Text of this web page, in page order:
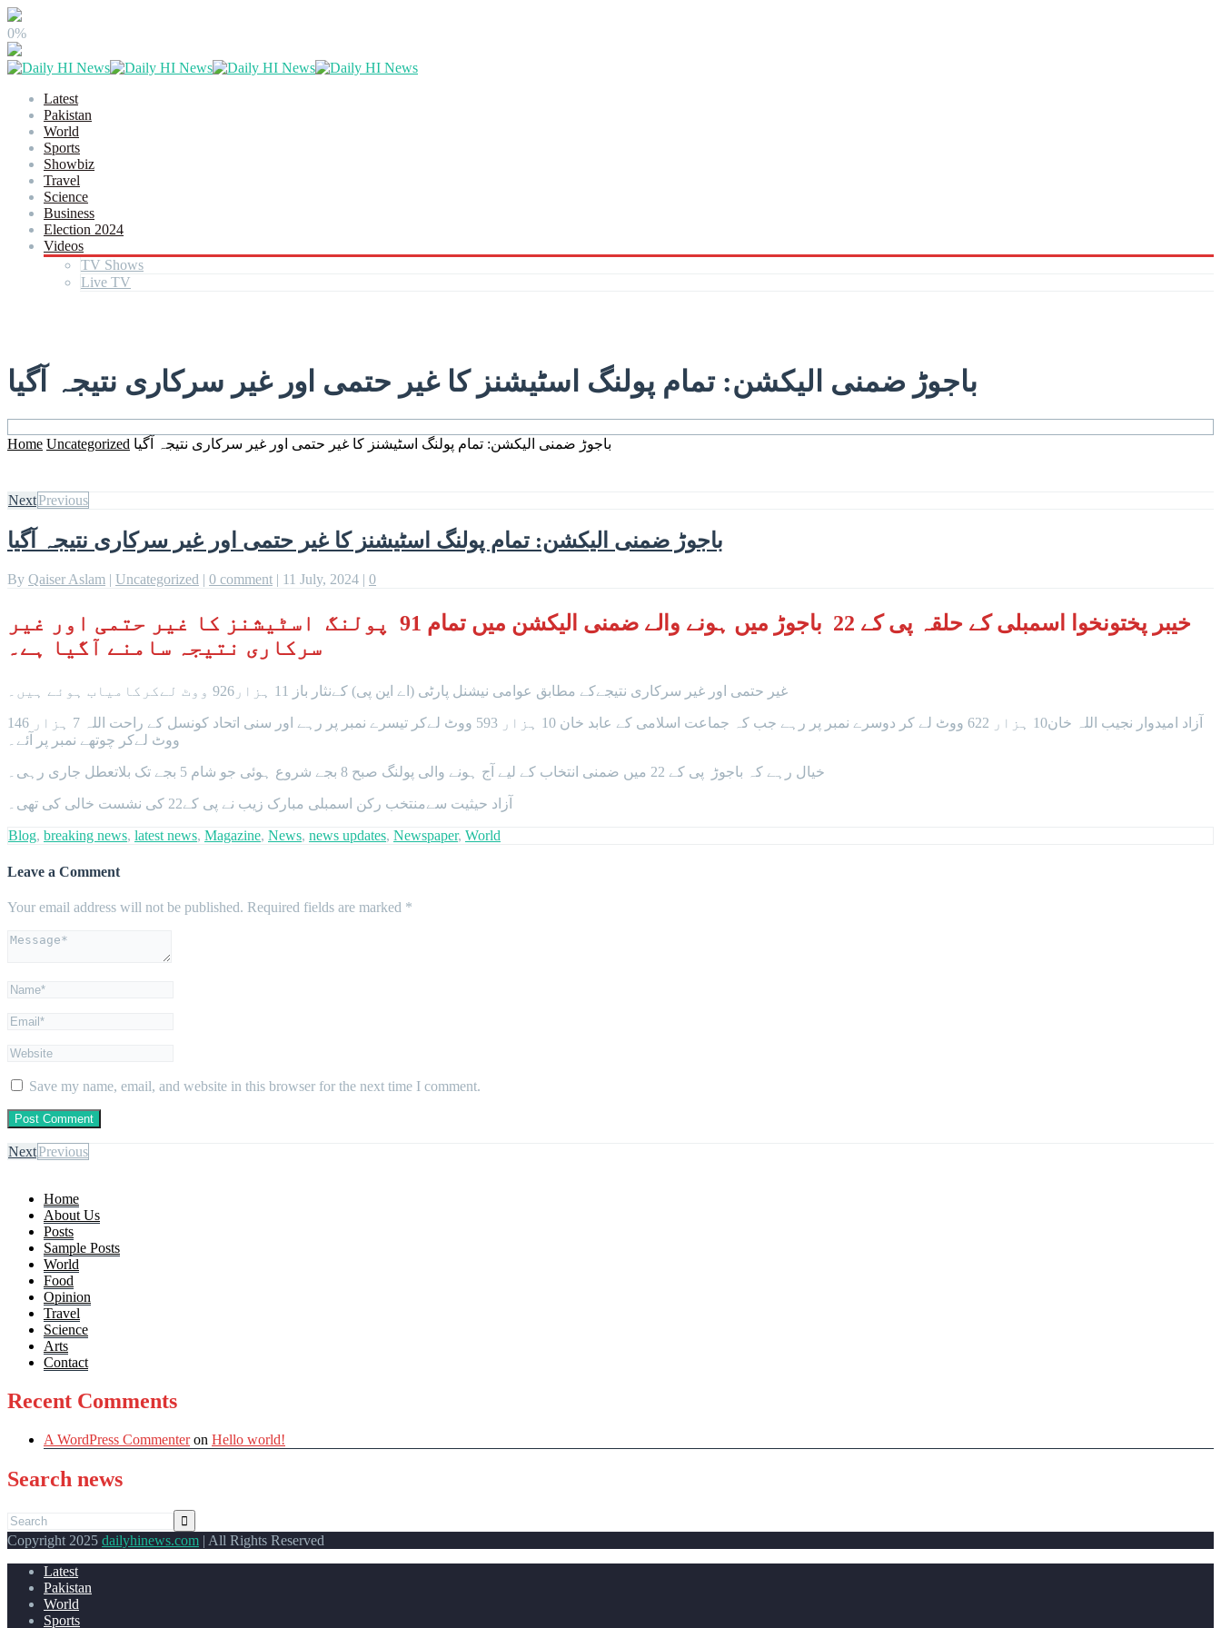
0%
Latest
Pakistan
World
Sports
Showbiz
Travel
Science
Business
Election 2024
Videos
TV Shows
Live TV
باجوڑ ضمنی الیکشن: تمام پولنگ اسٹیشنز کا غیر حتمی اور غیر سرکاری نتیجہ آگیا
Home Uncategorized باجوڑ ضمنی الیکشن: تمام پولنگ اسٹیشنز کا غیر حتمی اور غیر سرکاری نتیجہ آگیا
NextPrevious
باجوڑ ضمنی الیکشن: تمام پولنگ اسٹیشنز کا غیر حتمی اور غیر سرکاری نتیجہ آگیا
By Qaiser Aslam | Uncategorized | 0 comment | 11 July, 2024 | 0
خیبر پختونخوا اسمبلی کے حلقہ پی کے 22 باجوڑ میں ہونے والے ضمنی الیکشن میں تمام 91 پولنگ اسٹیشنز کا غیر حتمی اور غیر
سرکاری نتیجہ سامنے آگیا ہے۔
غیر حتمی اور غیر سرکاری نتیجےکے مطابق عوامی نیشنل پارٹی (اے این پی) کےنثار باز 11 ہزار926 ووٹ لےکرکامیاب ہوئے ہیں۔
آزاد امیدوار نجیب اللہ خان10 ہزار 622 ووٹ لے کر دوسرے نمبر پر رہے جب کہ جماعت اسلامی کے عابد خان 10 ہزار 593 ووٹ لےکر تیسرے نمبر پر رہے اور سنی اتحاد کونسل کے راحت اللہ 7 ہزار 146
ووٹ لےکر چوتھے نمبر پر آئے۔
خیال رہے کہ باجوڑ پی کے 22 میں ضمنی انتخاب کے لیے آج ہونے والی پولنگ صبح 8 بجے شروع ہوئی جو شام 5 بجے تک بلاتعطل جاری رہی۔
آزاد حیثیت سےمنتخب رکن اسمبلی مبارک زیب نے پی کے22 کی نشست خالی کی تھی۔
Blog, breaking news, latest news, Magazine, News, news updates, Newspaper, World
Leave a Comment
Your email address will not be published. Required fields are marked *
Save my name, email, and website in this browser for the next time I comment.
NextPrevious
Home
About Us
Posts
Sample Posts
World
Food
Opinion
Travel
Science
Arts
Contact
Recent Comments
A WordPress Commenteron Hello world!
Search news
Copyright 2025 dailyhinews.com | All Rights Reserved
Latest
Pakistan
World
Sports